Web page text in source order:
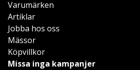
Varumärken
Artiklar
Jobba hos oss
Mässor
Köpvillkor
Missa inga kampanjer